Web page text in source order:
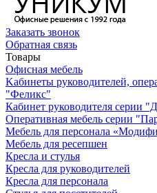
Заказать звонок
Обратная связь
Товары
Офисная мебель
Kабинеты руководителей,
"Феликс"
Кабинет руководителя серии
Оперативная мебель серии
Мебель для персонала
Мебель для ресепшен
Кресла и стулья
Кресла для руководителей
Кресла для персонала